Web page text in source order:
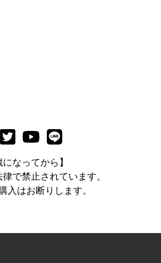
になってから】
で禁止されています。
入はお断りします。